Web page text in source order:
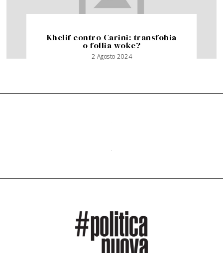
Khelif contro Carini: transfobia
o follia woke?
2 Agosto 2024